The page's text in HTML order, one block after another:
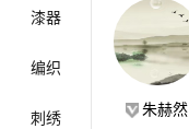
漆器
编织
刺绣 朱赫然